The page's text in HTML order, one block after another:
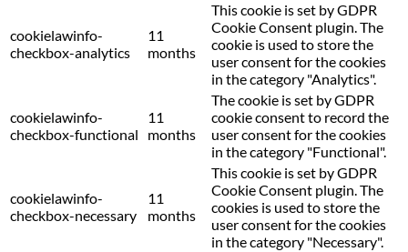
cookielawinfo-
checkbox-analytics
11
months
This cookie is set by GDPR
Cookie Consent plugin. The
cookie is used to store the
user consent for the cookies
in the category "Analytics".
cookielawinfo-
checkbox-functional
11
months
The cookie is set by GDPR
cookie consent to record the
user consent for the cookies
in the category "Functional".
cookielawinfo-
checkbox-necessary
11
months
This cookie is set by GDPR
Cookie Consent plugin. The
cookies is used to store the
user consent for the cookies
in the category "Necessary".